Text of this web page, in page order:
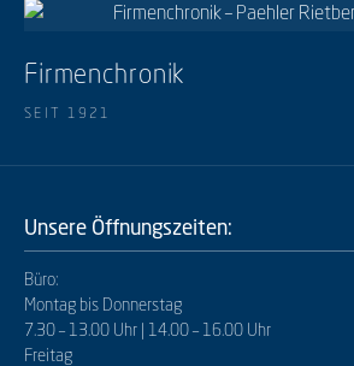
Firmenchronik
SEIT 1921
Unsere Öffnungszeiten:
Büro:
Montag bis Donnerstag
7.30 – 13.00 Uhr | 14.00 – 16.00 Uhr
Freitag